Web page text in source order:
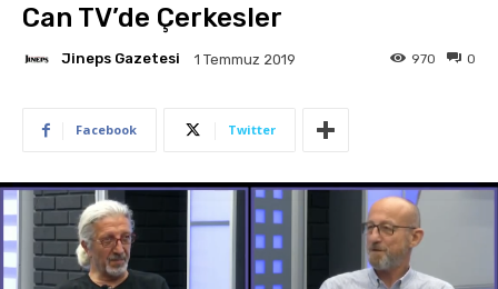
Can TV’de Çerkesler
Jineps Gazetesi 1 Temmuz 2019 0
970
Facebook Twitter